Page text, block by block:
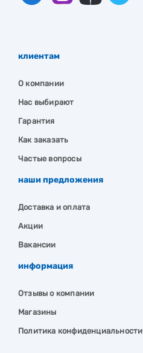
клиентам
О компании
Нас выбирают
Гарантия
Как заказать
Частые вопросы
наши предложения
Доставка и оплата
Акции
Вакансии
информация
Отзывы о компании
Магазины
Политика конфиденциальности